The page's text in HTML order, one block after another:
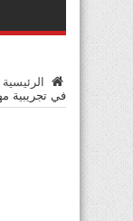
الرئيسية
في تجريبية